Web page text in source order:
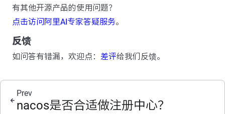
有其他开源产品的使用问题？
点击访问阿里AI专家答疑服务。
反馈
如问答有错漏，欢迎点： 差评给我们反馈。
Prev
nacos是否合适做注册中心？